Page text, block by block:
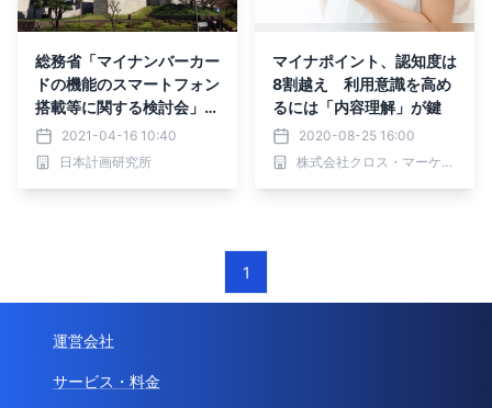
総務省「マイナンバーカー
ドの機能のスマートフォン
搭載等に関する検討会」に
おける 検討状況及び今後
の政策の方向性について
【会場受講先着15名様限
2021-04-16 10:40
日本計画研究所
マイナポイント、認知度は
8割越え 利用意識を高め
るには「内容理解」が鍵
2020-08-25 16:00
株式会社クロス・マーケティング
1
運営会社
サービス・料金